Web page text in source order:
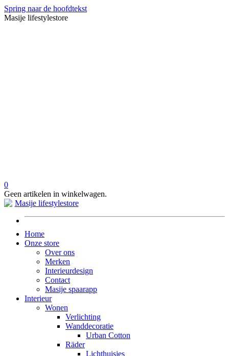
Spring naar de hoofdtekst
Masije lifestylestore
0
Geen artikelen in winkelwagen.
Home
Onze store
Over ons
Merken
Interieurdesign
Contact
Masije spaarapp
Interieur
Wonen
Verlichting
Wanddecoratie
Urban Cotton
Räder
Lichthuisjes